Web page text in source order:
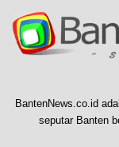
BantenNews.co.id
seputar Banten